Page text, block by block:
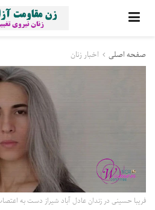
صفحه اصلی اخبار زنان
فریبا حسینی در زندان عادل آباد شیراز دست به